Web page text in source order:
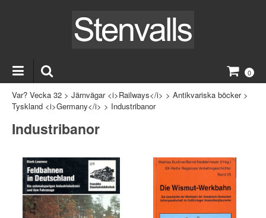
0
Var? Vecka 32 > Järnvägar <i>Railways</i> > Antikvariska böcker>
Tyskland <i>Germany</i> > Industribanor
Industribanor